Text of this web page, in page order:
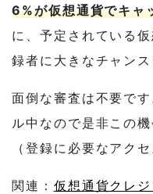
6%が仮想通貨でキャ
に、予定されている
録者に大きなチャンス
面倒な審査は不要で
ル中なので是非この
（登録に必要なアク
関連： 仮想通貨クレ